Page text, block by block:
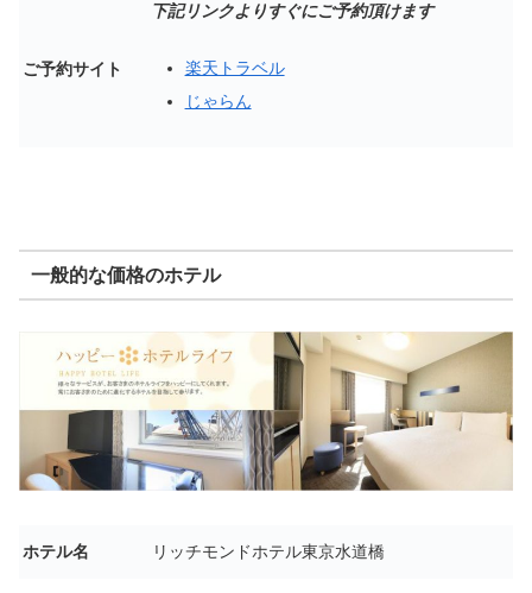
ご予約サイト
下記リンクよりすぐにご予約頂けます
楽天トラベル
じゃらん
一般的な価格のホテル
ホテル名 リッチモンドホテル東京水道橋